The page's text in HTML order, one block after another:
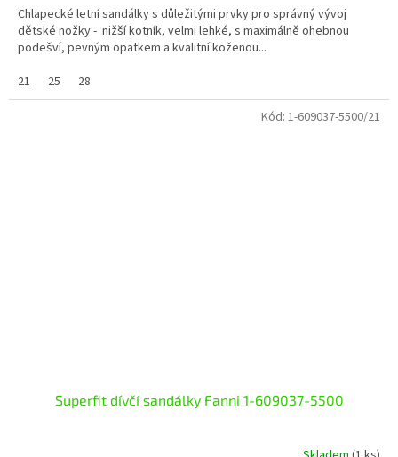
Chlapecké letní sandálky s důležitými prvky pro správný vývoj
dětské nožky - nižší kotník, velmi lehké, s maximálně ohebnou
podešví, pevným opatkem a kvalitní koženou...
21
25 28
Superfit dívčí sandálky Fanni 1-609037-5500
Kód: 1-609037-5500/21